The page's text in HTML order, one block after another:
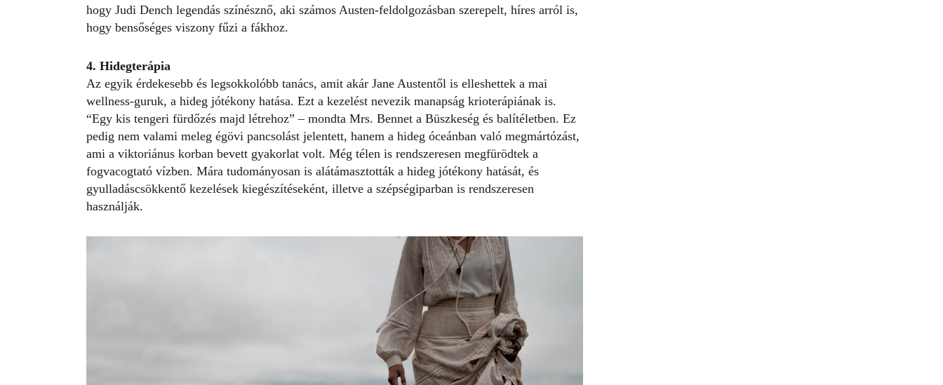
hogy Judi Dench legendás színésznő, aki számos Austen-feldolgozásban szerepelt, híres arról is,
hogy bensőséges viszony fűzi a fákhoz.
4. Hidegterápia
Az egyik érdekesebb és legsokkolóbb tanács, amit akár Jane Austentől is elleshettek a mai
wellness-guruk, a hideg jótékony hatása. Ezt a kezelést nevezik manapság krioterápiának is.
“Egy kis tengeri fürdőzés majd létrehoz” – mondta Mrs. Bennet a Büszkeség és balítéletben. Ez
pedig nem valami meleg égövi pancsolást jelentett, hanem a hideg óceánban való megmártózást,
ami a viktoriánus korban bevett gyakorlat volt. Még télen is rendszeresen megfürödtek a
fogvacogtató vízben. Mára tudományosan is alátámasztották a hideg jótékony hatását, és
gyulladáscsökkentő kezelések kiegészítéseként, illetve a szépségiparban is rendszeresen
használják.